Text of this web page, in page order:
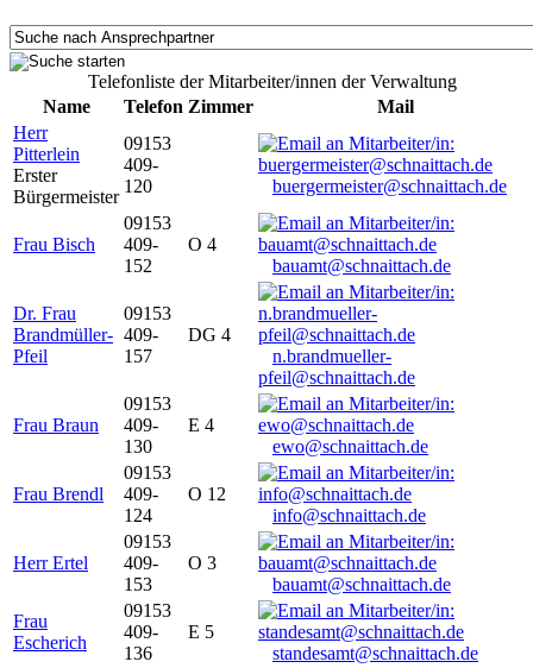
Telefonliste der Mitarbeiter/innen der Verwaltung
Name
Telefon Zimmer
Mail
Herr
Pitterlein
Erster
Bürgermeister
09153
409-
120
buergermeister@schnaittach.de
Frau Bisch
09153
409-
152
O 4
bauamt@schnaittach.de
Dr. Frau
Brandmüller-
Pfeil
09153
409-
157
DG 4
n.brandmueller-
pfeil@schnaittach.de
Frau Braun
09153
409-
130
E 4
ewo@schnaittach.de
Frau Brendl
09153
409-
124
O 12
info@schnaittach.de
Herr Ertel
09153
409-
153
O 3
bauamt@schnaittach.de
Frau
Escherich
09153
409-
136
E 5
standesamt@schnaittach.de